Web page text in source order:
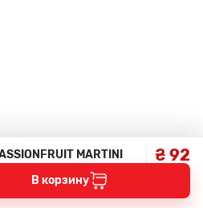
MARTINI ₴ 92
В корзину